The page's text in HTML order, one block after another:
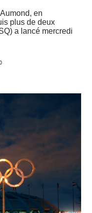
en
plus de deux
a lancé mercredi